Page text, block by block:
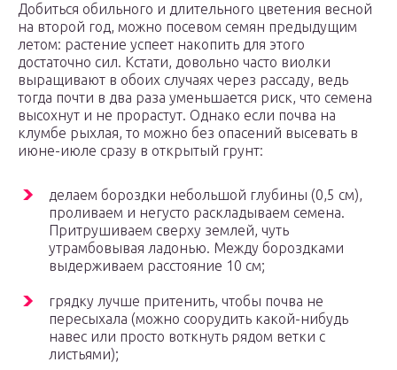
Добиться обильного и длительного цветения весной
на второй год, можно посевом семян предыдущим
летом: растение успеет накопить для этого
достаточно сил. Кстати, довольно часто виолки
выращивают в обоих случаях через рассаду, ведь
тогда почти в два раза уменьшается риск, что семена
высохнут и не прорастут. Однако если почва на
клумбе рыхлая, то можно без опасений высевать в
июне-июле сразу в открытый грунт:
делаем бороздки небольшой глубины (0,5 см),
проливаем и негусто раскладываем семена.
Притрушиваем сверху землей, чуть
утрамбовывая ладонью. Между бороздками
выдерживаем расстояние 10 см;
грядку лучше притенить, чтобы почва не
пересыхала (можно соорудить какой-нибудь
навес или просто воткнуть рядом ветки с
листьями);